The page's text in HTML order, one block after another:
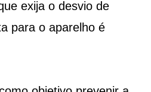
exija o desvio de
para o aparelho é